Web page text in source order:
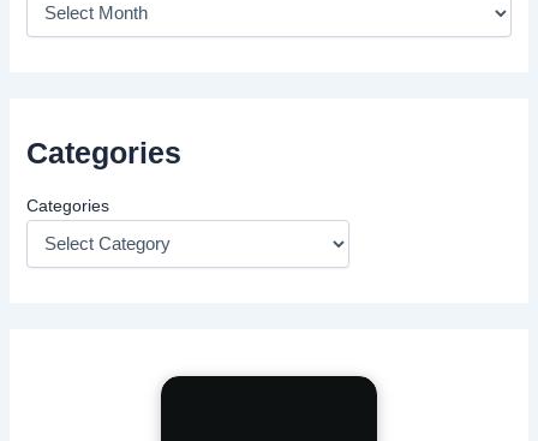
Categories
Categories